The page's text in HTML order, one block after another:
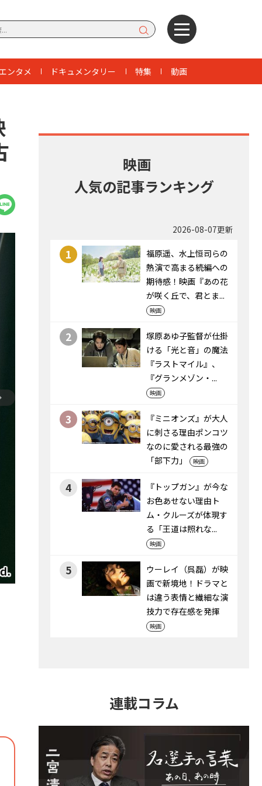
ンタメ ドキュメンタリー 特集 動画
映画
人気の記事ランキング
2026-08-07更新
1
福原遥、水上恒司らの
熱演で高まる続編への
期待感！映画『あの花
が咲く丘で、君とま...
映画
2
塚原あゆ子監督が仕掛
ける「光と音」の魔法
――『ラストマイル』、
『グランメゾン・...
映画
3
『ミニオンズ』が大人
に刺さる理由――ポンコツ
なのに愛される最強の
「部下力」
映画
4
『トップガン』が今な
お色あせない理由――ト
ム・クルーズが体現す
る「王道は照れな...
映画
5
ウーレイ（呉磊）が映
画で新境地！ドラマと
は違う表情と繊細な演
技力で存在感を発揮
映画
連載コラム